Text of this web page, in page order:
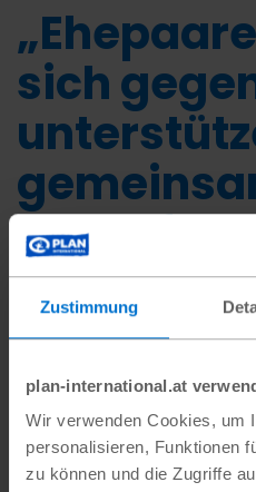
Zustimmung
plan-international.at
Wir verwenden Cookies, um
personalisieren, Funktionen
zu können und die Zugriffe
sich
Zukunft
und
Ousmane,